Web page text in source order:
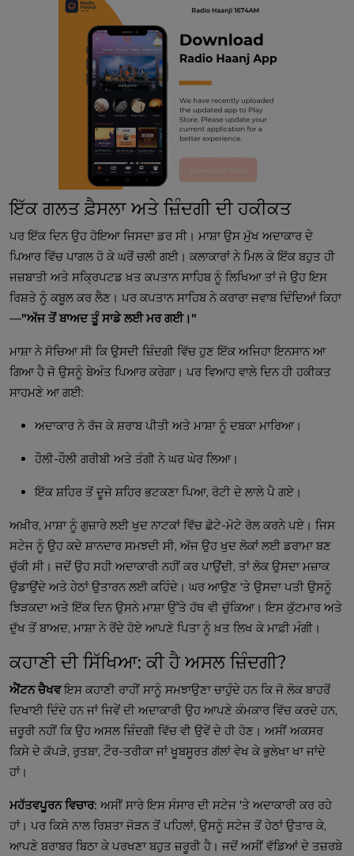
ਇੱਕ ਗਲਤ ਫ਼ੈਸਲਾ ਅਤੇ ਜ਼ਿੰਦਗੀ ਦੀ ਹਕੀਕਤ
ਪਰ ਇੱਕ ਦਿਨ ਉਹ ਹੋਇਆ ਜਿਸਦਾ ਡਰ ਸੀ। ਮਾਸ਼ਾ ਉਸ ਮੁੱਖ ਅਦਾਕਾਰ ਦੇ
ਪਿਆਰ ਵਿੱਚ ਪਾਗਲ ਹੋ ਕੇ ਘਰੋਂ ਚਲੀ ਗਈ। ਕਲਾਕਾਰਾਂ ਨੇ ਮਿਲ ਕੇ ਇੱਕ ਬਹੁਤ ਹੀ
ਜਜ਼ਬਾਤੀ ਅਤੇ ਸਕ੍ਰਿਪਟਡ ਖ਼ਤ ਕਪਤਾਨ ਸਾਹਿਬ ਨੂੰ ਲਿਖਿਆ ਤਾਂ ਜੋ ਉਹ ਇਸ
ਰਿਸ਼ਤੇ ਨੂੰ ਕਬੂਲ ਕਰ ਲੈਣ। ਪਰ ਕਪਤਾਨ ਸਾਹਿਬ ਨੇ ਕਰਾਰਾ ਜਵਾਬ ਦਿੰਦਿਆਂ ਕਿਹਾ
—"ਅੱਜ ਤੋਂ ਬਾਅਦ ਤੂੰ ਸਾਡੇ ਲਈ ਮਰ ਗਈ।"
ਮਾਸ਼ਾ ਨੇ ਸੋਚਿਆ ਸੀ ਕਿ ਉਸਦੀ ਜ਼ਿੰਦਗੀ ਵਿੱਚ ਹੁਣ ਇੱਕ ਅਜਿਹਾ ਇਨਸਾਨ ਆ
ਗਿਆ ਹੈ ਜੋ ਉਸਨੂੰ ਬੇਅੰਤ ਪਿਆਰ ਕਰੇਗਾ। ਪਰ ਵਿਆਹ ਵਾਲੇ ਦਿਨ ਹੀ ਹਕੀਕਤ
ਸਾਹਮਣੇ ਆ ਗਈ:
ਅਦਾਕਾਰ ਨੇ ਰੱਜ ਕੇ ਸ਼ਰਾਬ ਪੀਤੀ ਅਤੇ ਮਾਸ਼ਾ ਨੂੰ ਦਬਕਾ ਮਾਰਿਆ।
ਹੌਲੀ-ਹੌਲੀ ਗਰੀਬੀ ਅਤੇ ਤੰਗੀ ਨੇ ਘਰ ਘੇਰ ਲਿਆ।
ਇੱਕ ਸ਼ਹਿਰ ਤੋਂ ਦੂਜੇ ਸ਼ਹਿਰ ਭਟਕਣਾ ਪਿਆ, ਰੋਟੀ ਦੇ ਲਾਲੇ ਪੈ ਗਏ।
ਅਖ਼ੀਰ, ਮਾਸ਼ਾ ਨੂੰ ਗੁਜ਼ਾਰੇ ਲਈ ਖੁਦ ਨਾਟਕਾਂ ਵਿੱਚ ਛੋਟੇ-ਮੋਟੇ ਰੋਲ ਕਰਨੇ ਪਏ। ਜਿਸ
ਸਟੇਜ ਨੂੰ ਉਹ ਕਦੇ ਸ਼ਾਨਦਾਰ ਸਮਝਦੀ ਸੀ, ਅੱਜ ਉਹ ਖੁਦ ਲੋਕਾਂ ਲਈ ਡਰਾਮਾ ਬਣ
ਚੁੱਕੀ ਸੀ। ਜਦੋਂ ਉਹ ਸਹੀ ਅਦਾਕਾਰੀ ਨਹੀਂ ਕਰ ਪਾਉਂਦੀ, ਤਾਂ ਲੋਕ ਉਸਦਾ ਮਜ਼ਾਕ
ਉਡਾਉਂਦੇ ਅਤੇ ਹੇਠਾਂ ਉਤਾਰਨ ਲਈ ਕਹਿੰਦੇ। ਘਰ ਆਉਣ 'ਤੇ ਉਸਦਾ ਪਤੀ ਉਸਨੂੰ
ਝਿੜਕਦਾ ਅਤੇ ਇੱਕ ਦਿਨ ਉਸਨੇ ਮਾਸ਼ਾ ਉੱਤੇ ਹੱਥ ਵੀ ਚੁੱਕਿਆ। ਇਸ ਕੁੱਟਮਾਰ ਅਤੇ
ਦੁੱਖ ਤੋਂ ਬਾਅਦ, ਮਾਸ਼ਾ ਨੇ ਰੋਂਦੇ ਹੋਏ ਆਪਣੇ ਪਿਤਾ ਨੂੰ ਖ਼ਤ ਲਿਖ ਕੇ ਮਾਫ਼ੀ ਮੰਗੀ।
ਕਹਾਣੀ ਦੀ ਸਿੱਖਿਆ: ਕੀ ਹੈ ਅਸਲ ਜ਼ਿੰਦਗੀ?
ਐਂਟਨ ਚੈਖਵਇਸ ਕਹਾਣੀ ਰਾਹੀਂ ਸਾਨੂੰ ਸਮਝਾਉਣਾ ਚਾਹੁੰਦੇ ਹਨ ਕਿ ਜੋ ਲੋਕ ਬਾਹਰੋਂ
ਦਿਖਾਈ ਦਿੰਦੇ ਹਨ ਜਾਂ ਜਿਵੇਂ ਦੀ ਅਦਾਕਾਰੀ ਉਹ ਆਪਣੇ ਕੰਮਕਾਰ ਵਿੱਚ ਕਰਦੇ ਹਨ,
ਜ਼ਰੂਰੀ ਨਹੀਂ ਕਿ ਉਹ ਅਸਲ ਜ਼ਿੰਦਗੀ ਵਿੱਚ ਵੀ ਉਵੇਂ ਦੇ ਹੀ ਹੋਣ। ਅਸੀਂ ਅਕਸਰ
ਕਿਸੇ ਦੇ ਕੱਪੜੇ, ਰੁਤਬਾ, ਟੌਰ-ਤਰੀਕਾ ਜਾਂ ਖੂਬਸੂਰਤ ਗੱਲਾਂ ਵੇਖ ਕੇ ਭੁਲੇਖਾ ਖਾ ਜਾਂਦੇ
ਹਾਂ।
ਮਹੱਤਵਪੂਰਨ ਵਿਚਾਰ: ਅਸੀਂ ਸਾਰੇ ਇਸ ਸੰਸਾਰ ਦੀ ਸਟੇਜ 'ਤੇ ਅਦਾਕਾਰੀ ਕਰ ਰਹੇ
ਹਾਂ। ਪਰ ਕਿਸੇ ਨਾਲ ਰਿਸ਼ਤਾ ਜੋੜਨ ਤੋਂ ਪਹਿਲਾਂ, ਉਸਨੂੰ ਸਟੇਜ ਤੋਂ ਹੇਠਾਂ ਉਤਾਰ ਕੇ,
ਆਪਣੇ ਬਰਾਬਰ ਬਿਠਾ ਕੇ ਪਰਖਣਾ ਬਹੁਤ ਜ਼ਰੂਰੀ ਹੈ। ਜਦੋਂ ਅਸੀਂ ਵੱਡਿਆਂ ਦੇ ਤਜ਼ਰਬੇ